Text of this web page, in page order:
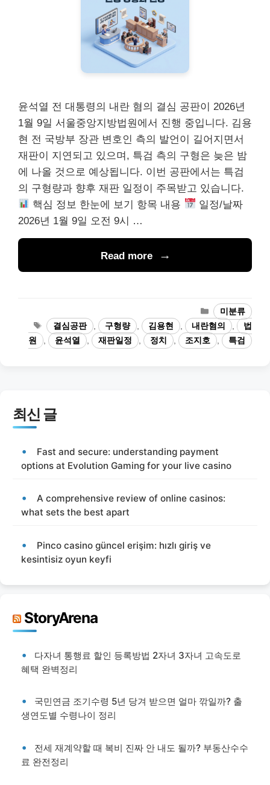
윤석열 전 대통령의 내란 혐의 결심 공판이 2026년
1월 9일 서울중앙지방법원에서 진행 중입니다. 김용
현 전 국방부 장관 변호인 측의 발언이 길어지면서
재판이 지연되고 있으며, 특검 측의 구형은 늦은 밤
에 나올 것으로 예상됩니다. 이번 공판에서는 특검
의 구형량과 향후 재판 일정이 주목받고 있습니다.
핵심 정보 한눈에 보기 항목 내용
일정/날짜
2026년 1월 9일 오전 9시 …
Read more
카
테
고
리
미분류
태
그
결심공판 구형량 김용현 내란혐의
법
원
윤석열 재판일정 정치 조지호 특검
최신 글
Fast and secure: understanding payment
options at Evolution Gaming for your live casino
A comprehensive review of online casinos:
what sets the best apart
Pinco casino güncel erişim: hızlı giriş ve
kesintisiz oyun keyfi
StoryArena
다자녀 통행료 할인 등록방법 2자녀 3자녀 고속도로
혜택 완벽정리
국민연금 조기수령 5년 당겨 받으면 얼마 깎일까? 출
생연도별 수령나이 정리
전세 재계약할 때 복비 진짜 안 내도 될까? 부동산수수
료 완전정리